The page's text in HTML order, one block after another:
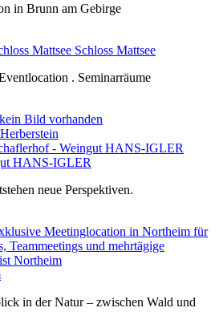
in Brunn am Gebirge
Schloss Mattsee
. Seminarräume
HANS-IGLER
neue Perspektiven.
in der Natur – zwischen Wald und